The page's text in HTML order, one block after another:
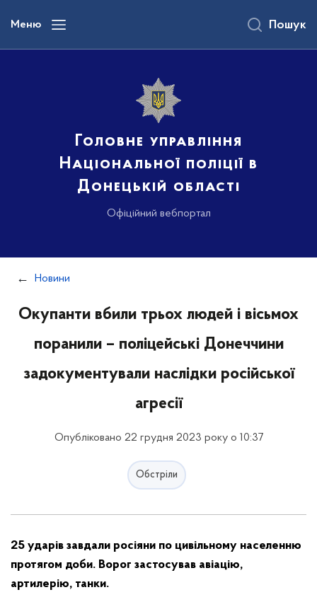
вмісту
Меню
Головне управління
Національної поліції в
Донецькій області
Офіційний вебпортал
Пошук
Новини
Окупанти вбили трьох людей і вісьмох
поранили – поліцейські Донеччини
задокументували наслідки російської
агресії
Опубліковано 22 грудня 2023 року о 10:37
Обстріли
25 ударів завдали росіяни по цивільному населенню
протягом доби. Ворог застосував авіацію,
артилерію, танки.